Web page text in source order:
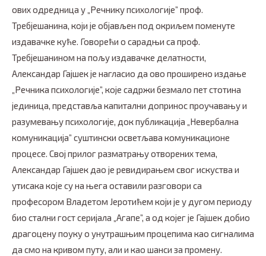
ових одредница у „Речнику психологије” проф.
Требјешанина, који је објављен под окриљем поменуте
издавачке куће. Говорећи о сарадњи са проф.
Требјешанином на пољу издавачке делатности,
Александар Гајшек је нагласио да ово проширено издање
„Речника психологије”, које садржи безмало пет стотина
јединица, представља капитални допринос проучавању и
разумевању психологије, док публикација „Невербална
комуникација” суштински осветљава комуникационе
процесе. Свој прилог разматрању отворених тема,
Александар Гајшек дао је ревидирањем свог искуства и
утисака које су на њега оставили разговори са
професором Владетом Јеротићем који је у дугом периоду
био стални гост серијала „Агапе”, а од којег је Гајшек добио
драгоцену поуку о унутрашњим процепима као сигналима
да смо на кривом путу, али и као шанси за промену.